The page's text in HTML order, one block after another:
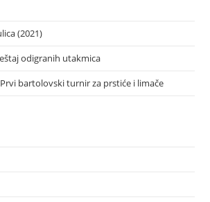
(2021)
odigranih utakmica
bartolovski turnir za prstiće i limače